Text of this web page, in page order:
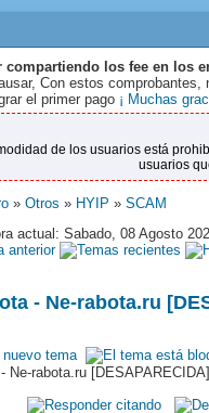
compartiendo los fee en los
Con estos
el primer pago ¡ Muchas
de los usuarios está
usuarios
» Otros » HYIP » SCAM
actual: Sabado, 08 Agosto
- Ne-rabota.ru
Ne-rabota.ru [DESAPARECIDA]